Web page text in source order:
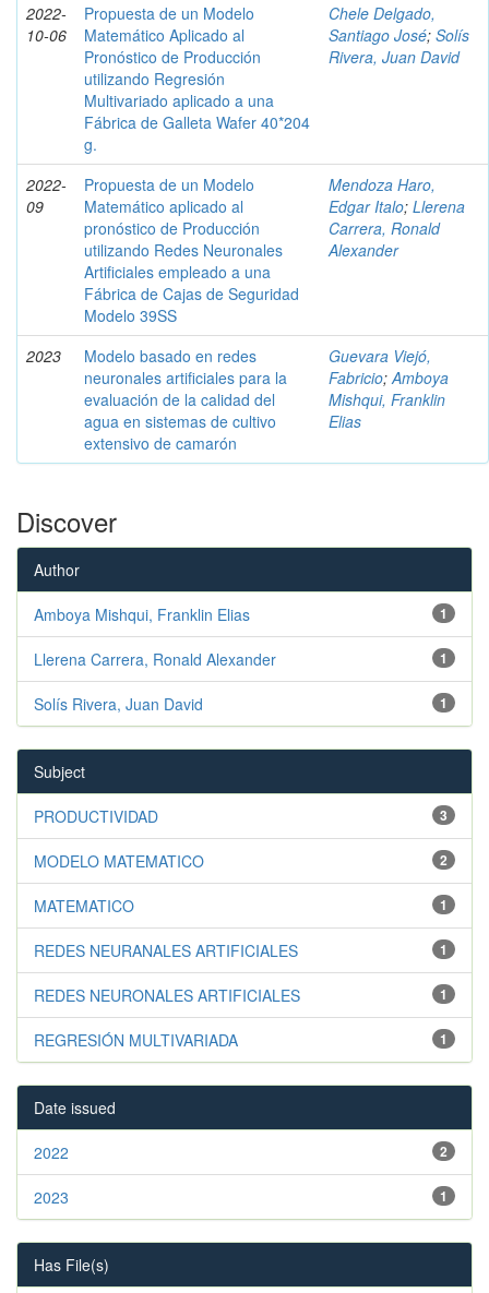
2022-
10-06
Propuesta de un Modelo
Matemático Aplicado al
Pronóstico de Producción
utilizando Regresión
Multivariado aplicado a una
Fábrica de Galleta Wafer 40*204
g.
Chele Delgado,
Santiago José; Solís
Rivera, Juan David
2022-
09
Propuesta de un Modelo
Matemático aplicado al
pronóstico de Producción
utilizando Redes Neuronales
Artificiales empleado a una
Fábrica de Cajas de Seguridad
Modelo 39SS
Mendoza Haro,
Edgar Italo; Llerena
Carrera, Ronald
Alexander
2023
Modelo basado en redes
neuronales artificiales para la
evaluación de la calidad del
agua en sistemas de cultivo
extensivo de camarón
Guevara Viejó,
Fabricio; Amboya
Mishqui, Franklin
Elias
Discover
Author
1
Amboya Mishqui, Franklin Elias
1
Llerena Carrera, Ronald Alexander
1
Solís Rivera, Juan David
Subject
3
PRODUCTIVIDAD
2
MODELO MATEMATICO
1
MATEMATICO
1
REDES NEURANALES ARTIFICIALES
1
REDES NEURONALES ARTIFICIALES
1
REGRESIÓN MULTIVARIADA
Date issued
2
2022
1
2023
Has File(s)